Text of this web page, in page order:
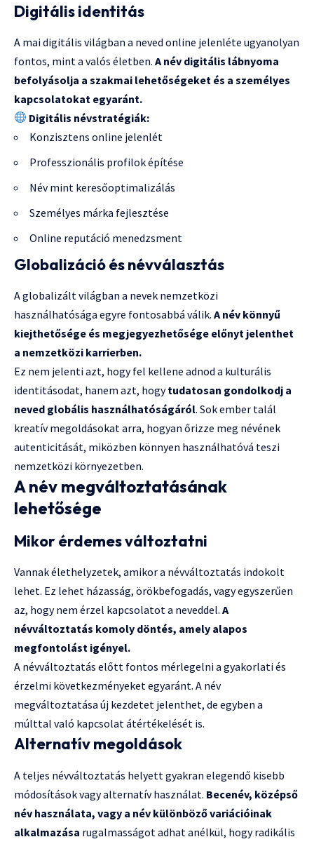
Digitális identitás
A mai digitális világban a neved online jelenléte ugyanolyan
fontos, mint a valós életben. A név digitális lábnyoma
befolyásolja a szakmai lehetőségeket és a személyes
kapcsolatokat egyaránt.
Digitális névstratégiák:
Konzisztens online jelenlét
Professzionális profilok építése
Név mint keresőoptimalizálás
Személyes márka fejlesztése
Online reputáció menedzsment
Globalizáció és névválasztás
A globalizált világban a nevek nemzetközi
használhatósága egyre fontosabbá válik. A név könnyű
kiejthetősége és megjegyezhetősége előnyt jelenthet
a nemzetközi karrierben.
Ez nem jelenti azt, hogy fel kellene adnod a kulturális
identitásodat, hanem azt, hogytudatosan gondolkodj a
neved globális használhatóságáról. Sok ember talál
kreatív megoldásokat arra, hogyan őrizze meg névének
autenticitását, miközben könnyen használhatóvá teszi
nemzetközi környezetben.
A név megváltoztatásának
lehetősége
Mikor érdemes változtatni
Vannak élethelyzetek, amikor a névváltoztatás indokolt
lehet. Ez lehet házasság, örökbefogadás, vagy egyszerűen
az, hogy nem érzel kapcsolatot a neveddel. A
névváltoztatás komoly döntés, amely alapos
megfontolást igényel.
A névváltoztatás előtt fontos mérlegelni a gyakorlati és
érzelmi következményeket egyaránt. A név
megváltoztatása új kezdetet jelenthet, de egyben a
múlttal való kapcsolat átértékelését is.
Alternatív megoldások
A teljes névváltoztatás helyett gyakran elegendő kisebb
módosítások vagy alternatív használat. Becenév, középső
név használata, vagy a név különböző variációinak
alkalmazása rugalmasságot adhat anélkül, hogy radikális